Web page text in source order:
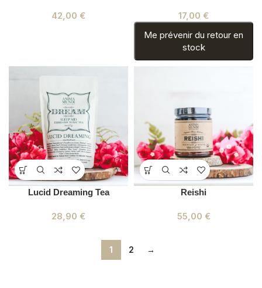
42,00 € 17,00 €
Me prévenir du retour en
stock
Lucid Dreaming Tea
28,90 €
Reishi
55,00 €
1 2 →